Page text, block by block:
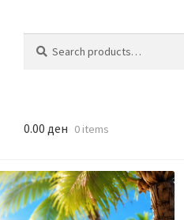
for:
0.00 ден 0 items